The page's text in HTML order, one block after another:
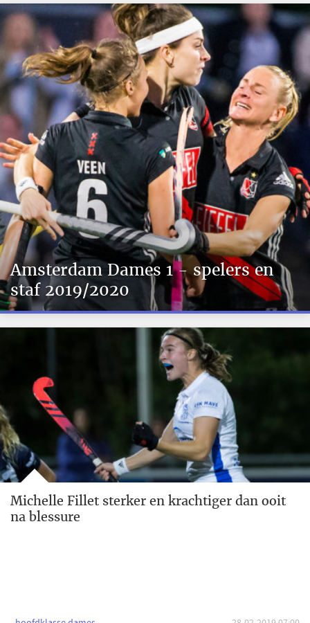
Amsterdam Dames 1 - spelers en
staf 2019/2020
Michelle Fillet sterker en krachtiger dan ooit
na blessure